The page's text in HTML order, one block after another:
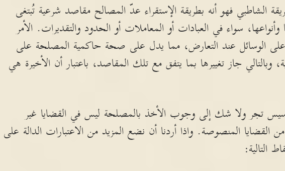
الشاطبي فهو أنه بطريقة الإستقراء عدّ المصالح مقاصد شرعية تُبتغى
سواء في العبادات أو المعاملات أو الحدود والتقديرات. الأمر
الوسائل عند التعارض، مما يدل على صحة حاكمية المصلحة على
وبالتالي جاز تغييرها بما يتفق مع تلك المقاصد، باعتبار أن الأخيرة هي
تجر ولا شك إلى وجوب الأخذ بالمصلحة ليس في القضايا غير
المنصوصة. واذا أردنا أن نضع المزيد من الاعتبارات الدالة على
التالية: